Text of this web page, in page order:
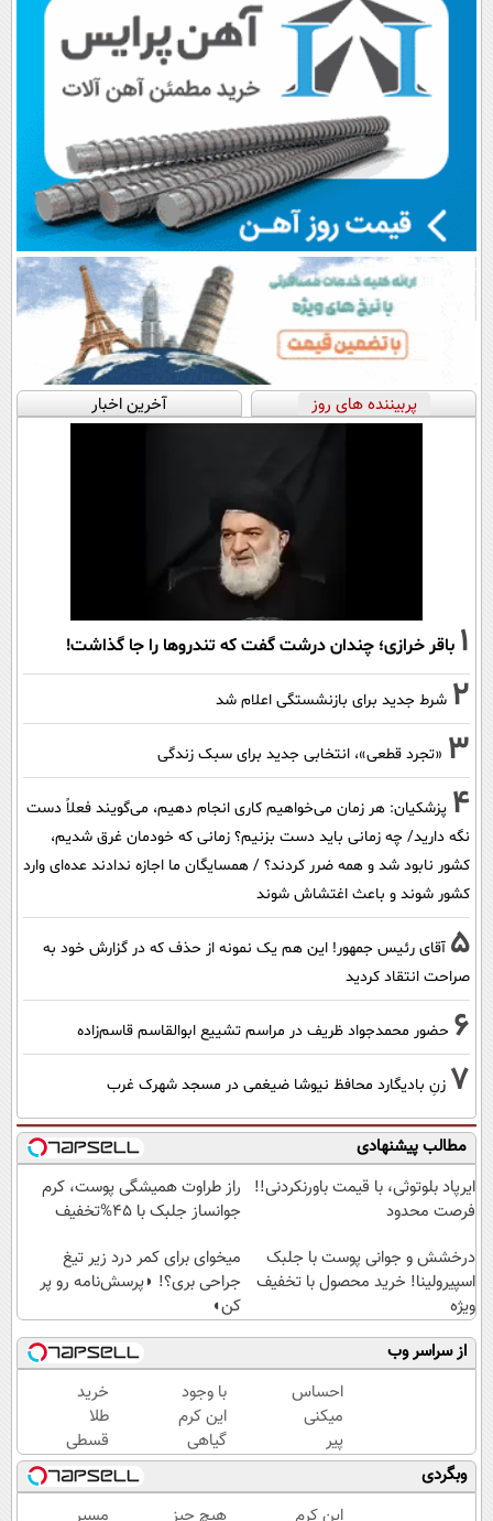
پربیننده های روز آخرین اخبار
1 باقر خرازی؛ چندان درشت گفت که تندروها را جا گذاشت!
2 شرط جدید برای بازنشستگی اعلام شد
3 «تجرد قطعی»، انتخابی جدید برای سبک زندگی
4 پزشکیان: هر زمان می‌خواهیم کاری انجام دهیم، می‌گویند فعلاً دست
نگه دارید/ چه زمانی باید دست بزنیم؟ زمانی که خودمان غرق شدیم،
کشور نابود شد و همه ضرر کردند؟ / همسایگان ما اجازه ندادند عده‌ای وارد
کشور شوند و باعث اغتشاش شوند
5 آقای رئیس جمهور! این هم یک نمونه از حذف که در گزارش خود به
صراحت انتقاد کردید
6 حضور محمدجواد ظریف در مراسم تشییع ابوالقاسم قاسم‌زاده
7 زنِ بادیگارد محافظ نیوشا ضیغمی در مسجد شهرک غرب
مطالب پیشنهادی
ایرپاد بلوتوثی، با قیمت باورنکردنی!!
فرصت محدود
راز طراوت همیشگی پوست، کرم
جوانساز جلبک با 45%تخفیف
درخشش و جوانی پوست با جلبک
اسپیرولینا! خرید محصول با تخفیف
ویژه
میخوای برای کمر درد زیر تیغ
جراحی بری؟! ◗پرسش‌نامه رو پر
کن◖
از سراسر وب
احساس
میکنی
پیر
شدی؟
جوانی
رو با
با وجود
این کرم
گیاهی
دیگه
دور
بوتاکس
خرید
طلا
قسطی
شد!!!!!!
وبگردی